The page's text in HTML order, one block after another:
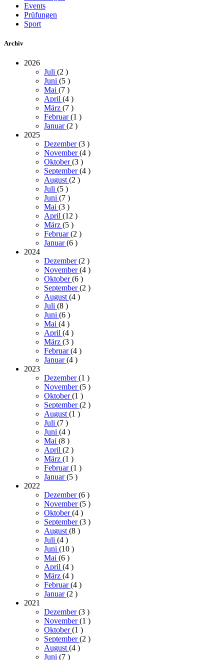
Events
Prüfungen
Sport
Archiv
2026
Juli (2 )
Juni (5 )
Mai (7 )
April (4 )
März (7 )
Februar(1 )
Januar(2 )
2025
Dezember(3 )
November(4 )
Oktober(3 )
September(4 )
August (2 )
Juli (5 )
Juni (7 )
Mai (3 )
April (12 )
März (5 )
Februar(2 )
Januar(6 )
2024
Dezember(2 )
November(4 )
Oktober(6 )
September(2 )
August (4 )
Juli (8 )
Juni (6 )
Mai (4 )
April (4 )
März (3 )
Februar(4 )
Januar(4 )
2023
Dezember(1 )
November(5 )
Oktober(1 )
September(2 )
August (1 )
Juli (7 )
Juni (4 )
Mai (8 )
April (2 )
März (1 )
Februar(1 )
Januar(5 )
2022
Dezember(6 )
November(5 )
Oktober(4 )
September(3 )
August (8 )
Juli (4 )
Juni (10 )
Mai (6 )
April (4 )
März (4 )
Februar(4 )
Januar(2 )
2021
Dezember(3 )
November(1 )
Oktober(1 )
September(2 )
August (4 )
Juni (7 )